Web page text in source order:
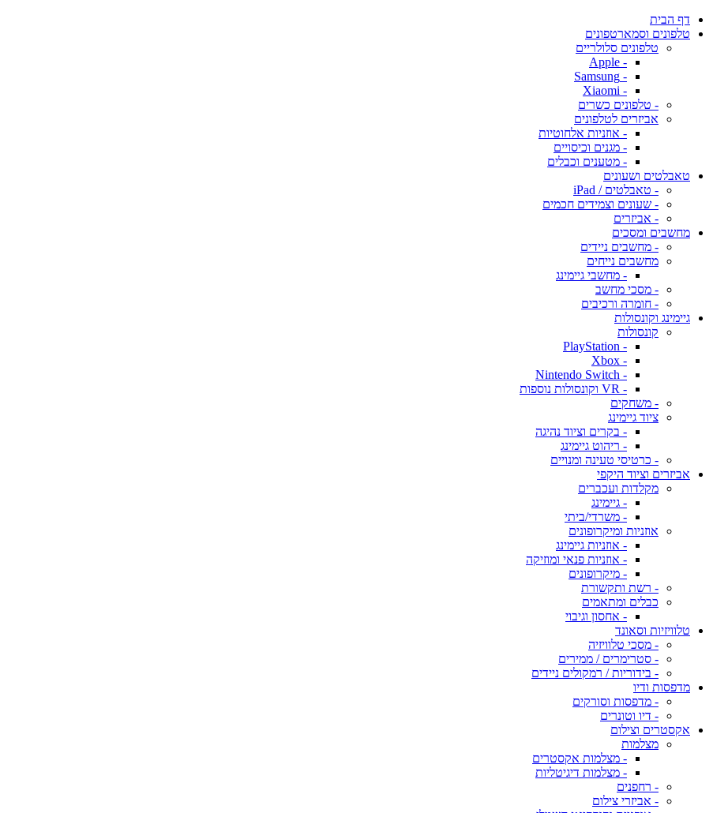
דף הבית
טלפונים וסמארטפונים
טלפונים סלולריים
- Apple
- Samsung
- Xiaomi
- טלפונים כשרים
אביזרים לטלפונים
- אוזניות אלחוטיות
- מגנים וכיסויים
- מטענים וכבלים
טאבלטים ושעונים
- טאבלטים / iPad
- שעונים וצמידים חכמים
- אביזרים
מחשבים ומסכים
- מחשבים ניידים
מחשבים נייחים
- מחשבי גיימינג
- מסכי מחשב
- חומרה ורכיבים
גיימינג וקונסולות
קונסולות
- PlayStation
- Xbox
- Nintendo Switch
- VR וקונסולות נוספות
- משחקים
ציוד גיימינג
- בקרים וציוד נהיגה
- ריהוט גיימינג
- כרטיסי טעינה ומנויים
אביזרים וציוד היקפי
מקלדות ועכברים
- גיימינג
- משרדי/ביתי
אוזניות ומיקרופונים
- אוזניות גיימינג
- אוזניות פנאי ומוזיקה
- מיקרופונים
- רשת ותקשורת
כבלים ומתאמים
- אחסון וגיבוי
טלוויזיות וסאונד
- מסכי טלוויזיה
- סטרימרים / ממירים
- בידוריות / רמקולים ניידים
מדפסות ודיו
- מדפסות וסורקים
- דיו וטונרים
אקסטרים וצילום
מצלמות
- מצלמות אקסטרים
- מצלמות דיגיטליות
- רחפנים
- אביזרי צילום